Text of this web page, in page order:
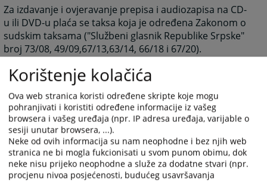
Za izdavanje i ovjeravanje prepisa i audiozapisa na CD-
u ili DVD-u plaća se taksa koja je određena Zakonom o
sudskim taksama ("Službeni glasnik Republike Srpske"
broj 73/08, 49/09,67/13,63/14, 66/18 i 67/20).
1948PREGLEDA
Korištenje kolačića
Ova web stranica koristi određene skripte koje mogu
pohranjivati i koristiti određene informacije iz vašeg
browsera i vašeg uređaja (npr. IP adresa uređaja, varijable o
sesiji unutar browsera, ...).
Neke od ovih informacija su nam neophodne i bez njih web
stranica ne bi mogla fukcionisati u svom punom obimu, dok
neke nisu prijeko neophodne a služe za dodatne stvari (npr.
procjenu nivoa posjećenosti, budućeg usavršavanja